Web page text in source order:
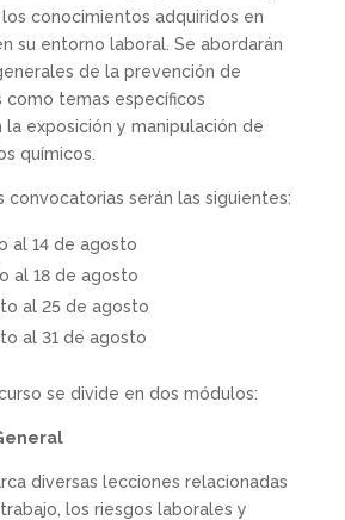
conocimientos adquiridos en
su entorno laboral. Se abordarán
de la prevención de
como temas específicos
la exposición y manipulación de
químicos.
convocatorias serán las siguientes:
al 14 de agosto
al 18 de agosto
al 25 de agosto
al 31 de agosto
se divide en dos módulos:
diversas lecciones relacionadas
los riesgos laborales y